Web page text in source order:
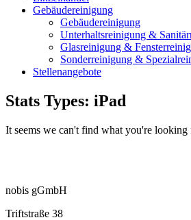
Gebäudereinigung
Gebäudereinigung
Unterhaltsreinigung &
Glasreinigung &
Sonderreinigung &
Stellenangebote
Stats Types: iPad
It seems we can't find what you're looking
nobis gGmbH
Triftstraße 38